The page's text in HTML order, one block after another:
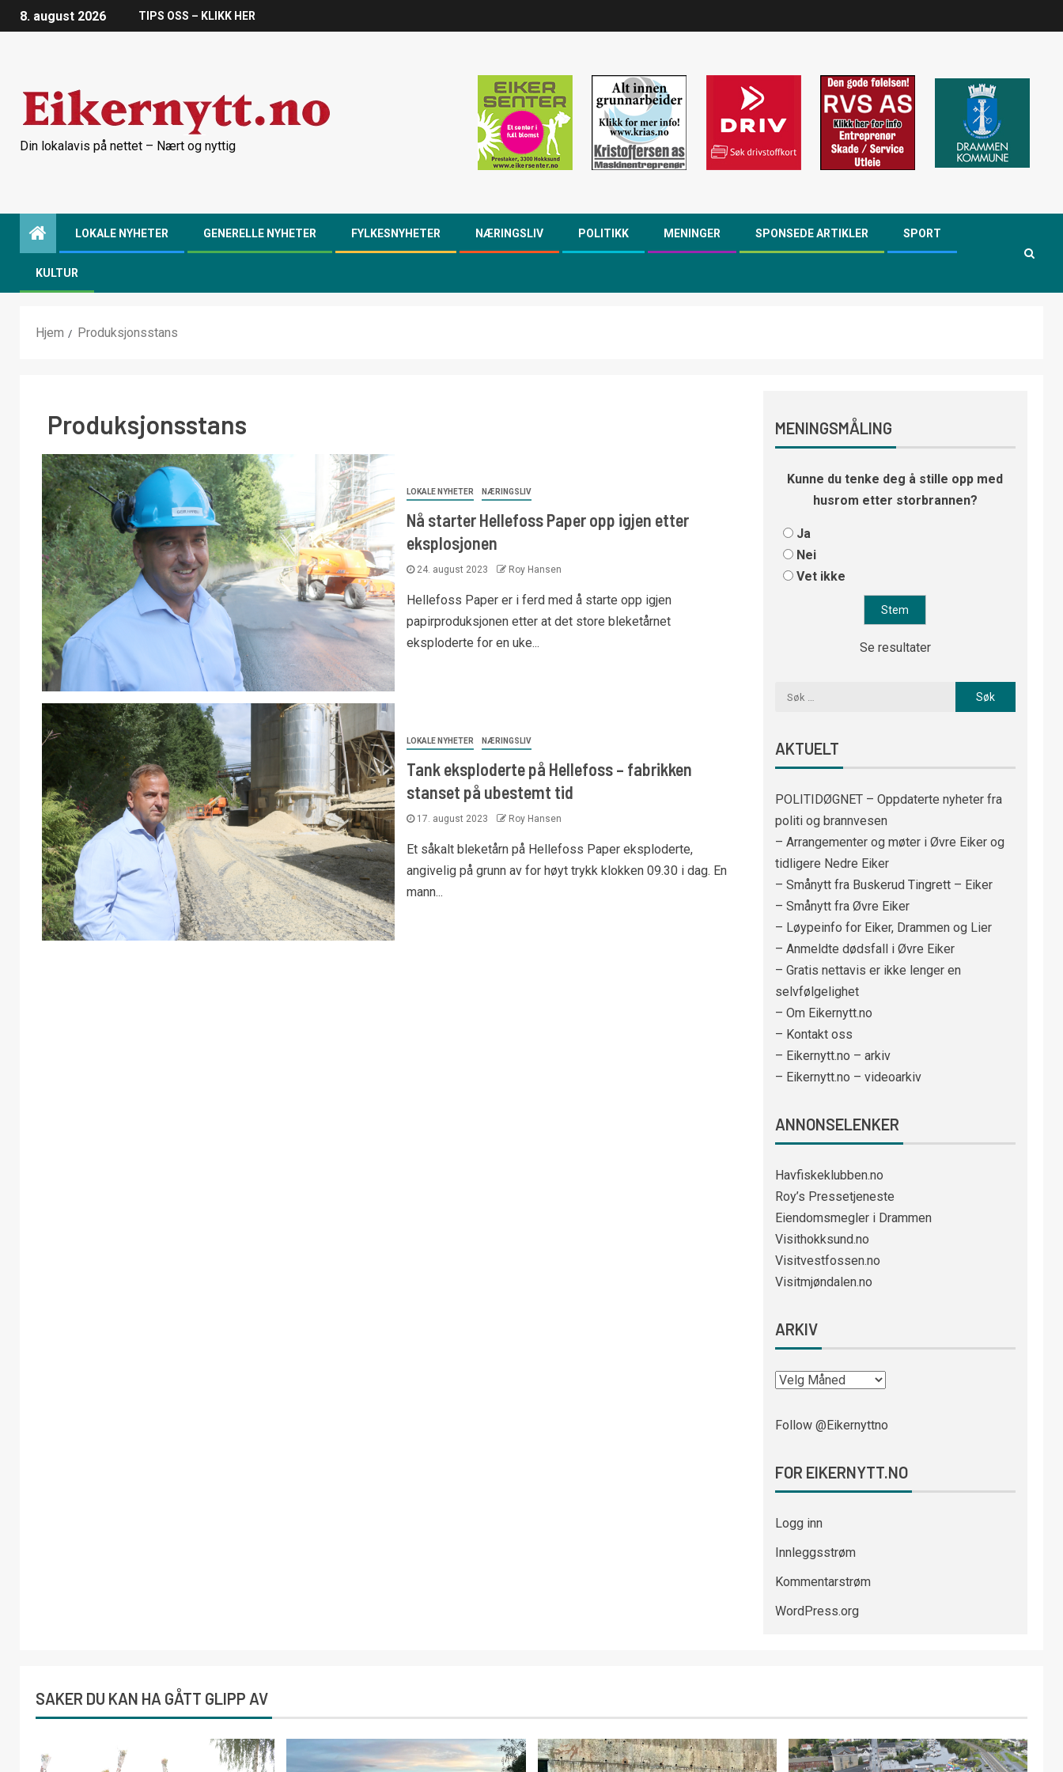
8. august 2026 TIPS OSS – KLIKK HER
Din lokalavis på nettet – Nært og nyttig
LOKALE NYHETER GENERELLE NYHETER FYLKESNYHETER NÆRINGSLIV POLITIKK MENINGER SPONSEDE ARTIKLER SPORT
KULTUR
Hjem Produksjonsstans
Produksjonsstans
LOKALE NYHETER NÆRINGSLIV
Nå starter Hellefoss Paper opp igjen etter
eksplosjonen
24. august 2023 Roy Hansen
Hellefoss Paper er i ferd med å starte opp igjen
papirproduksjonen etter at det store bleketårnet
eksploderte for en uke...
LOKALE NYHETER NÆRINGSLIV
Tank eksploderte på Hellefoss – fabrikken
stanset på ubestemt tid
17. august 2023 Roy Hansen
Et såkalt bleketårn på Hellefoss Paper eksploderte,
angivelig på grunn av for høyt trykk klokken 09.30 i dag. En
mann...
MENINGSMÅLING
Kunne du tenke deg å stille opp med
husrom etter storbrannen?
Ja
Nei
Vet ikke
Se resultater
AKTUELT
POLITIDØGNET – Oppdaterte nyheter fra
politi og brannvesen
– Arrangementer og møter i Øvre Eiker og
tidligere Nedre Eiker
– Smånytt fra Buskerud Tingrett – Eiker
– Smånytt fra Øvre Eiker
– Løypeinfo for Eiker, Drammen og Lier
– Anmeldte dødsfall i Øvre Eiker
– Gratis nettavis er ikke lenger en
selvfølgelighet
– Om Eikernytt.no
– Kontakt oss
– Eikernytt.no – arkiv
– Eikernytt.no – videoarkiv
ANNONSELENKER
Havfiskeklubben.no
Roy’s Pressetjeneste
Eiendomsmegler i Drammen
Visithokksund.no
Visitvestfossen.no
Visitmjøndalen.no
ARKIV
Follow @Eikernyttno
FOR EIKERNYTT.NO
Logg inn
Innleggsstrøm
Kommentarstrøm
WordPress.org
SAKER DU KAN HA GÅTT GLIPP AV